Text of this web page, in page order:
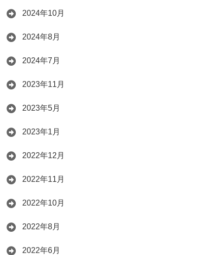
2024年10月
2024年8月
2024年7月
2023年11月
2023年5月
2023年1月
2022年12月
2022年11月
2022年10月
2022年8月
2022年6月